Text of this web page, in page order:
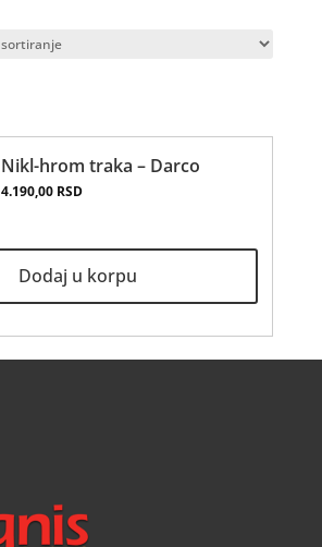
Nikl-hrom traka – Darco
4.190,00 RSD
Dodaj u korpu